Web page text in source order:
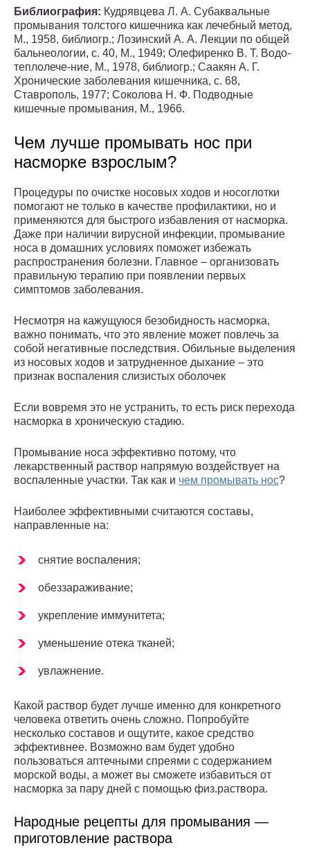
Библиография: Кудрявцева Л. А. Субаквальные
промывания толстого кишечника как лечебный метод,
М., 1958, библиогр.; Лозинский А. А. Лекции по общей
бальнеологии, с. 40, М., 1949; Олефиренко В. Т. Водо-
теплолече-ние, М., 1978, библиогр.; Саакян А. Г.
Хронические заболевания кишечника, с. 68,
Ставрополь, 1977; Соколова Н. Ф. Подводные
кишечные промывания, М., 1966.
Чем лучше промывать нос при
насморке взрослым?
Процедуры по очистке носовых ходов и носоглотки
помогают не только в качестве профилактики, но и
применяются для быстрого избавления от насморка.
Даже при наличии вирусной инфекции, промывание
носа в домашних условиях поможет избежать
распространения болезни. Главное – организовать
правильную терапию при появлении первых
симптомов заболевания.
Несмотря на кажущуюся безобидность насморка,
важно понимать, что это явление может повлечь за
собой негативные последствия. Обильные выделения
из носовых ходов и затрудненное дыхание – это
признак воспаления слизистых оболочек
Если вовремя это не устранить, то есть риск перехода
насморка в хроническую стадию.
Промывание носа эффективно потому, что
лекарственный раствор напрямую воздействует на
воспаленные участки. Так как и чем промывать нос?
Наиболее эффективными считаются составы,
направленные на:
снятие воспаления;
обеззараживание;
укрепление иммунитета;
уменьшение отека тканей;
увлажнение.
Какой раствор будет лучше именно для конкретного
человека ответить очень сложно. Попробуйте
несколько составов и ощутите, какое средство
эффективнее. Возможно вам будет удобно
пользоваться аптечными спреями с содержанием
морской воды, а может вы сможете избавиться от
насморка за пару дней с помощью физ.раствора.
Народные рецепты для промывания —
приготовление раствора